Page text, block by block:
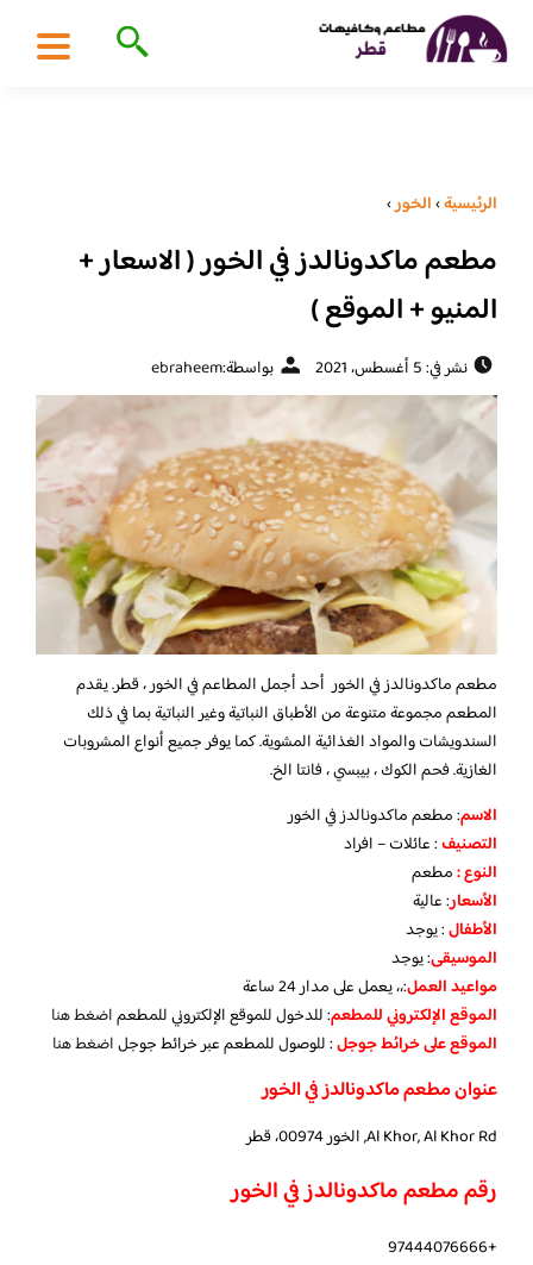
الرئيسية›الخور›
مطعم ماكدونالدز في الخور ( الاسعار +
المنيو + الموقع )
نشر في: 5 أغسطس، 2021 بواسطة:ebraheem
مطعم ماكدونالدز في الخور أحد أجمل المطاعم في الخور ، قطر. يقدم
المطعم مجموعة متنوعة من الأطباق النباتية وغير النباتية بما في ذلك
السندويشات والمواد الغذائية المشوية. كما يوفر جميع أنواع المشروبات
الغازية. فحم الكوك ، بيبسي ، فانتا الخ.
الاسم: مطعم ماكدونالدز في الخور
التصنيف: عائلات – افراد
النوع :مطعم
الأسعار:عالية
الأطفال:يوجد
الموسيقى:يوجد
مواعيد العمل:،، يعمل على مدار 24 ساعة
الموقع الإلكتروني للمطعم: للدخول للموقع الإلكتروني للمطعماضغط هنا
الموقع على خرائط جوجل: للوصول للمطعم عبر خرائط جوجلاضغط هنا
عنوان مطعم ماكدونالدز في الخور
Al Khor, Al Khor Rd, الخور 00974، قطر
رقم مطعم ماكدونالدز في الخور
+97444076666